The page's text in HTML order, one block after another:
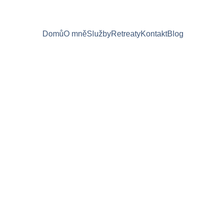
DomůO mněSlužbyRetreatyKontaktBlog